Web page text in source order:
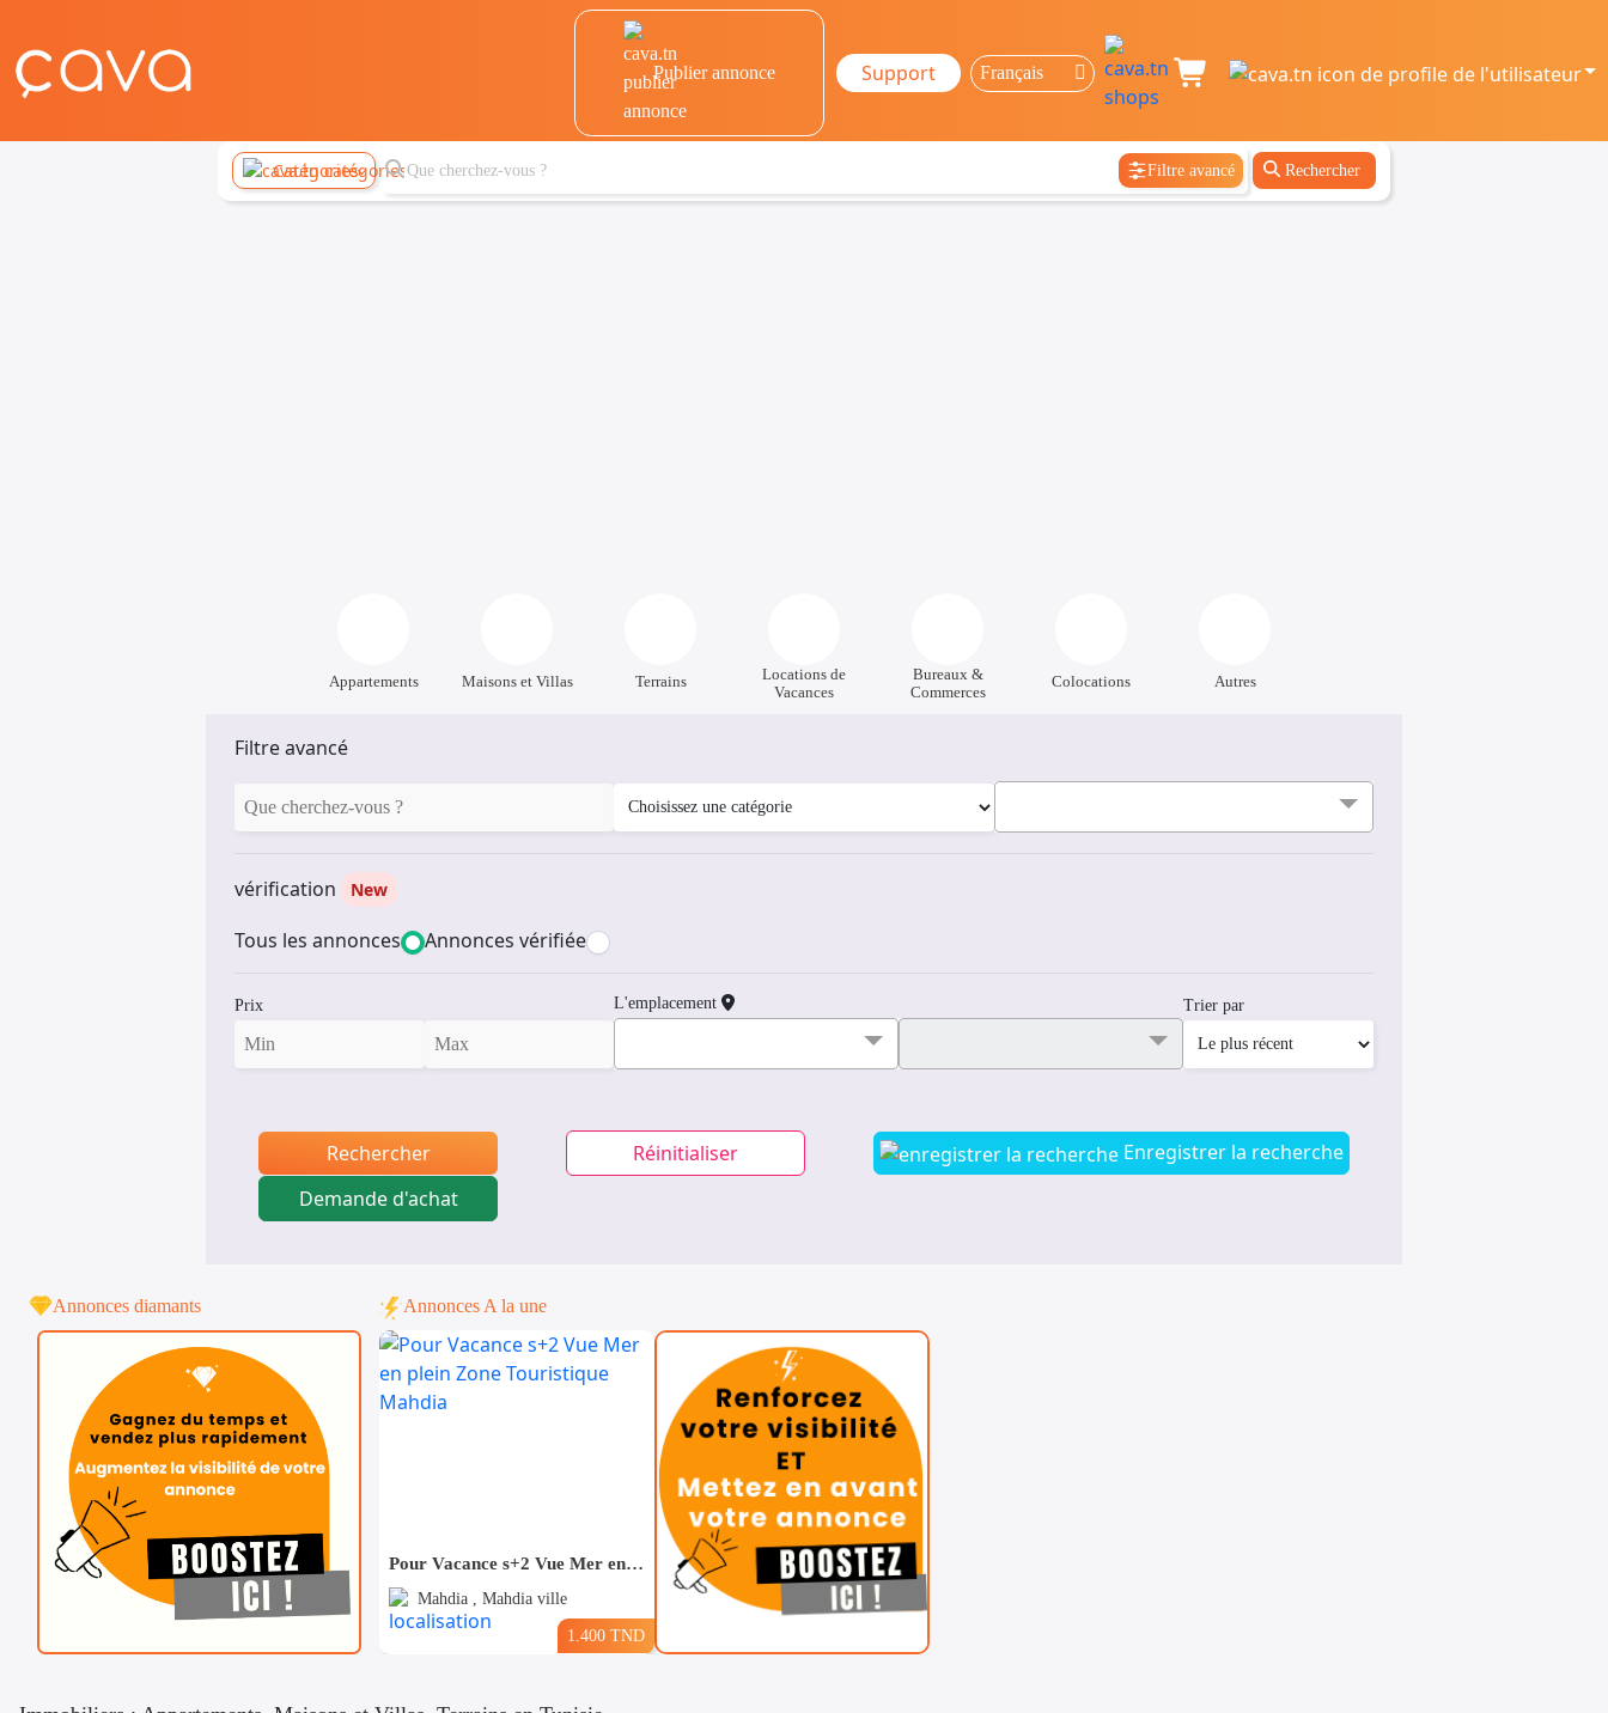
Publier annonce Support
Catégories Filtre avancé Rechercher
Appartements Maisons et Villas Terrains
Locations de
Vacances
Bureaux &
Commerces
Colocations Autres
Filtre avancé
vérification New
Tous les annonces Annonces vérifiée
Prix L'emplacement Trier par
Rechercher Réinitialiser
Enregistrer la recherche
Demande d'achat
Annonces diamants Annonces A la une
Pour Vacance s+2 Vue Mer en plein Zone Touristique Mahdia
Mahdia , Mahdia ville
1.400 TND